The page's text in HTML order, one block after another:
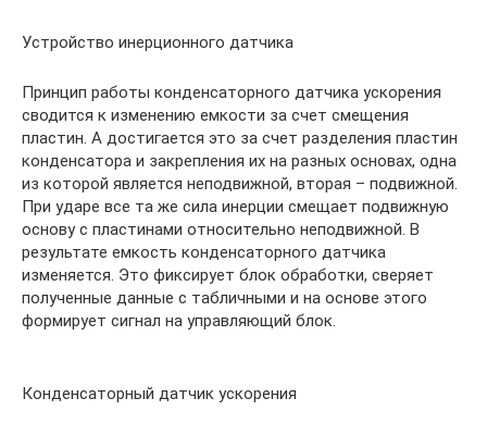
Устройство инерционного датчика
Принцип работы конденсаторного датчика ускорения
сводится к изменению емкости за счет смещения
пластин. А достигается это за счет разделения пластин
конденсатора и закрепления их на разных основах, одна
из которой является неподвижной, вторая – подвижной.
При ударе все та же сила инерции смещает подвижную
основу с пластинами относительно неподвижной. В
результате емкость конденсаторного датчика
изменяется. Это фиксирует блок обработки, сверяет
полученные данные с табличными и на основе этого
формирует сигнал на управляющий блок.
Конденсаторный датчик ускорения